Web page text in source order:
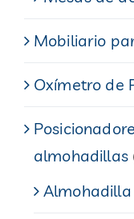
Mobiliario
Oxímetro de
almohadillas